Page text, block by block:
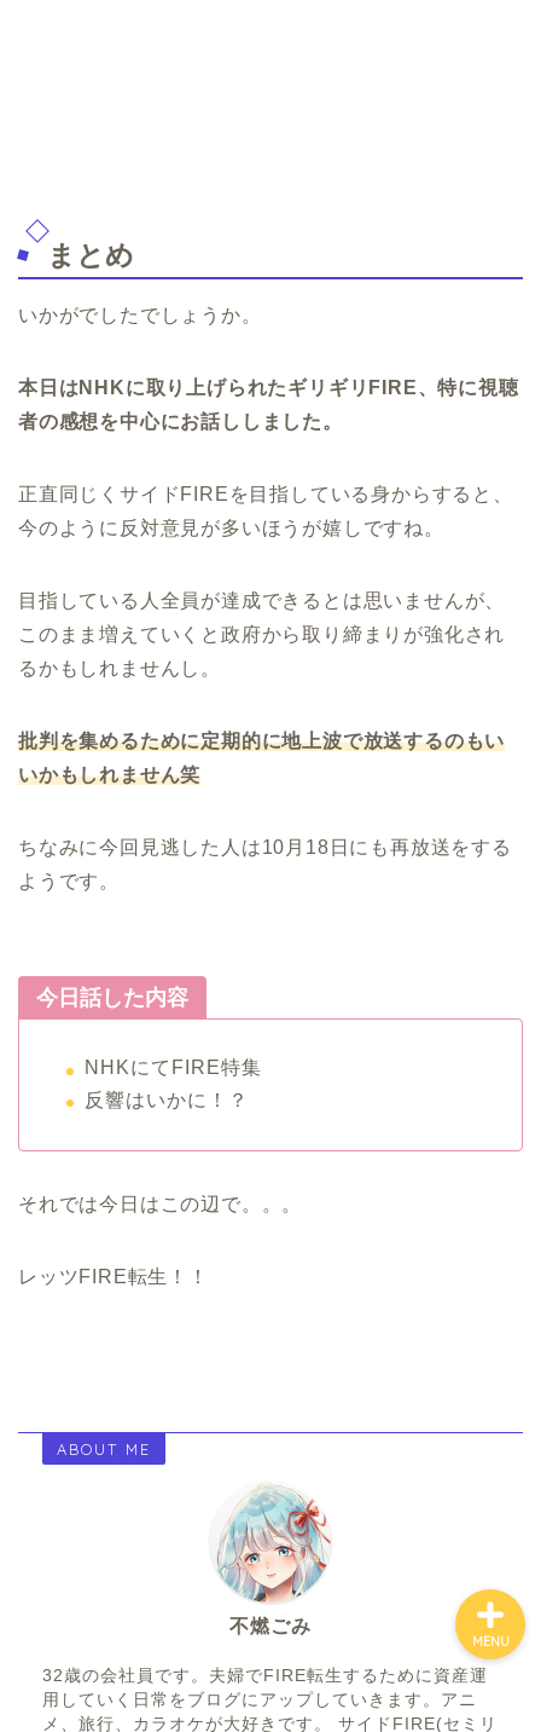
まとめ
いかがでしたでしょうか。
本日はNHKに取り上げられたギリギリFIRE、特に視聴
者の感想を中心にお話ししました。
正直同じくサイドFIREを目指している身からすると、
今のように反対意見が多いほうが嬉しですね。
目指している人全員が達成できるとは思いませんが、
このまま増えていくと政府から取り締まりが強化され
るかもしれませんし。
批判を集めるために定期的に地上波で放送するのもい
いかもしれません笑
ちなみに今回見逃した人は10月18日にも再放送をする
ようです。
今日話した内容
NHKにてFIRE特集
反響はいかに！？
それでは今日はこの辺で。。。
レッツFIRE転生！！
ABOUT ME
不燃ごみ
32歳の会社員です。夫婦でFIRE転生するために資産運
用していく日常をブログにアップしていきます。アニ
メ、旅行、カラオケが大好きです。 サイドFIRE(セミリ
MENU